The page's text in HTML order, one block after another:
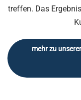
treffen. Das
mehr zu